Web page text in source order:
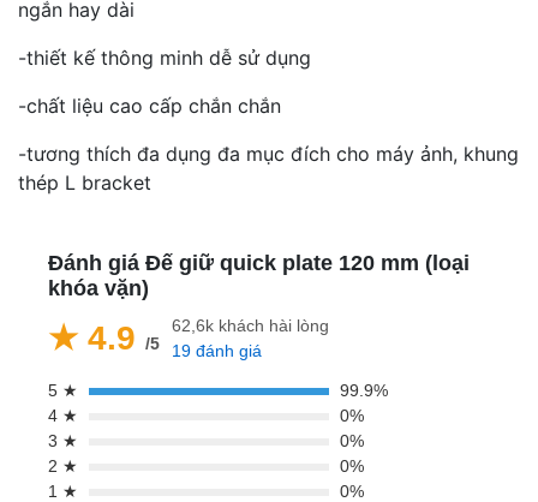
ngắn hay dài
-thiết kế thông minh dễ sử dụng
-chất liệu cao cấp chắn chắn
-tương thích đa dụng đa mục đích cho máy ảnh, khung
thép L bracket
Đánh giá Đế giữ quick plate 120 mm (loại
khóa vặn)
★ 4.9 /5
62,6k khách hài lòng
19 đánh giá
5 ★
99.9%
4 ★
0%
3 ★
0%
2 ★
0%
1 ★
0%